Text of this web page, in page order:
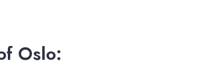
Oslo: